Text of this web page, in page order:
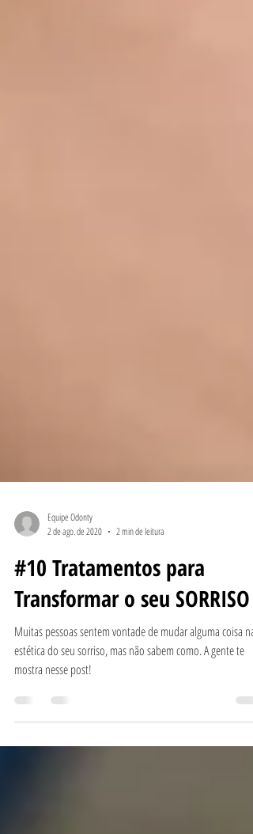
2 de ago. de 2020
2 min de leitura
#10 Tratamentos para
Transformar o seu SORRISO
Muitas pessoas sentem vontade de mudar alguma coisa na
mostra nesse post!